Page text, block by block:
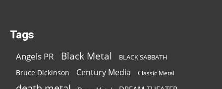
Tags
Angels PR Black Metal BLACK SABBATH
Bruce Dickinson Century Media Classic Metal